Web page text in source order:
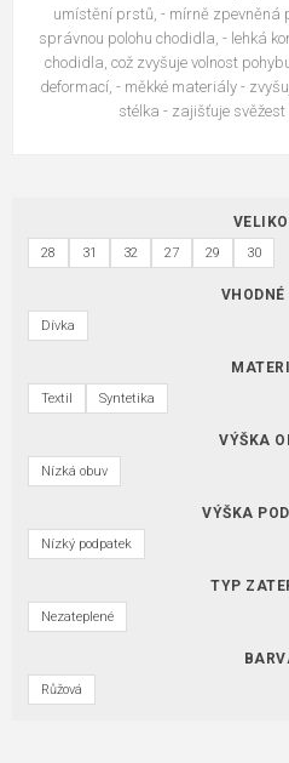
umístění prstů, - mírně
správnou polohu chodidla, - lehká
chodidla, což zvyšuje volnost
deformací, - měkké materiály -
stélka - zajišťuje svěžest
28 31 32 27 29 30
VHODNÉ
Dívka
Textil Syntetika
VÝŠKA
Nízká obuv
VÝŠKA
Nízký podpatek
TYP
Nezateplené
Růžová